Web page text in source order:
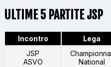
ULTIME 5 PARTITE JSP
Incontro Lega
JSP
ASVO
National